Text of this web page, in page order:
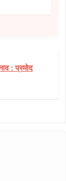
: प्रमोद